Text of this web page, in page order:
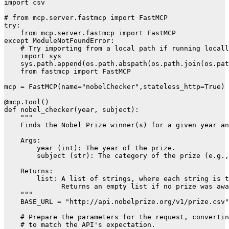
import csv
# from mcp.server.fastmcp import FastMCP
try:
    from mcp.server.fastmcp import FastMCP
except ModuleNotFoundError:
# Try importing from a local path if running
    import sys
    from fastmcp import FastMCP
mcp = FastMCP(name="nobelChecker",stateless_http=True)
@mcp.tool()
def nobel_checker(year, subject):
    """
Finds the Nobel Prize winner(s) for a given year
    Args:
        year (int): The year of the prize.
subject (str): The category of the prize
    Returns:
list: A list of strings, where each string is
Returns an empty list if no prize was
    """
    BASE_URL = "http://api.nobelprize.org/v1/prize.csv"
# Prepare the parameters for the request,
    # to match the API's expectation.